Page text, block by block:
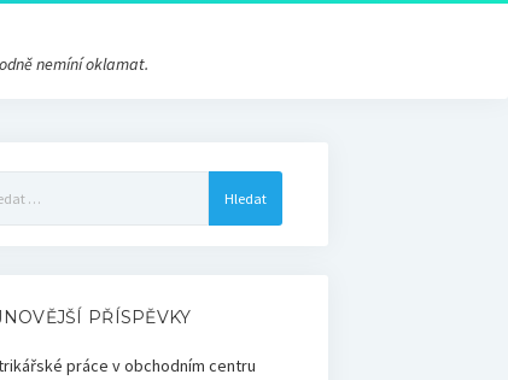
nemíní oklamat.
PŘÍSPĚVKY
práce v obchodním centru